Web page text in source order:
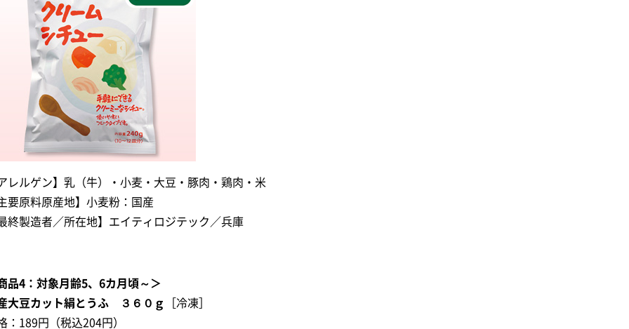
アレルゲン】乳（牛）・小麦・大豆・豚肉・鶏肉・米
要原料原産地】小麦粉：国産
最終製造者／所在地】エイティロジテック／兵庫
品4：対象月齢5、6カ月頃～＞
大豆カット絹とうふ ３６０ｇ
［冷凍］
：189円（税込204円）